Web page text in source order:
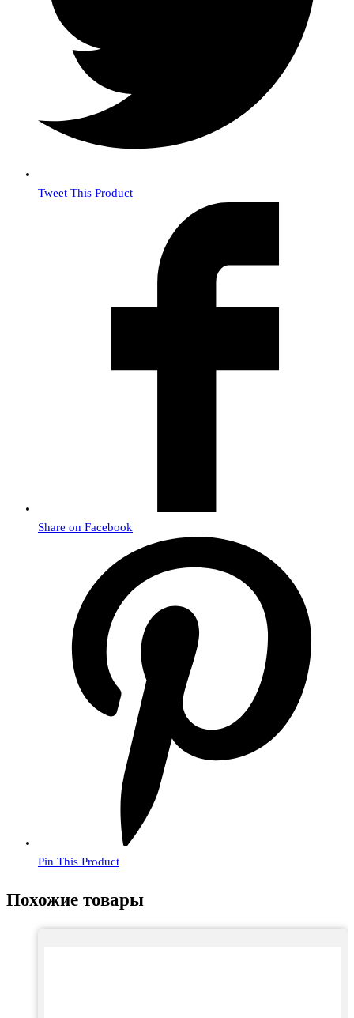
Tweet This Product
Share on Facebook
Pin This Product
Похожие товары